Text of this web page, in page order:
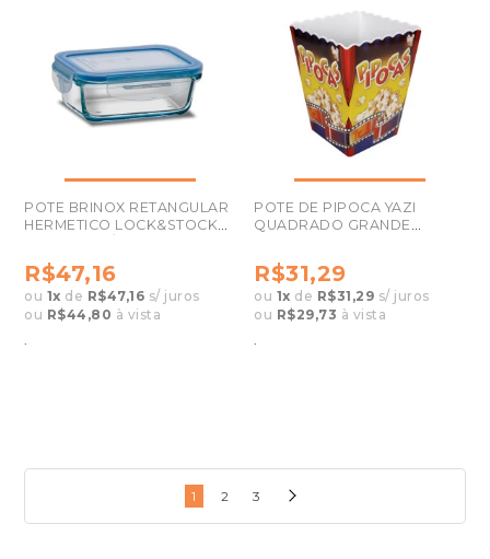
POTE BRINOX RETANGULAR
HERMETICO LOCK&STOCK
R$47,16
ou 1x de R$47,16 s/ juros
ou R$44,80 à vista
POTE DE PIPOCA YAZI
QUADRADO GRANDE
R$31,29
ou 1x de R$31,29 s/ juros
ou R$29,73 à vista
1 2 3